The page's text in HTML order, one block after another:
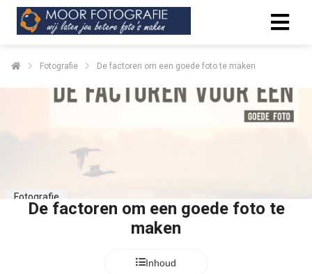
Fotografie De factoren om een goede foto te maken
Fotografie
De factoren om een goede foto te
maken
Inhoud